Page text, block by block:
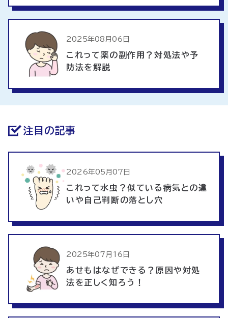
これって薬の副作用？対処法や予
防法を解説
2025年08月06日
注目の記事
これって水虫？似ている病気との違
いや自己判断の落とし穴
2026年05月07日
あせもはなぜできる？原因や対処
法を正しく知ろう！
2025年07月16日